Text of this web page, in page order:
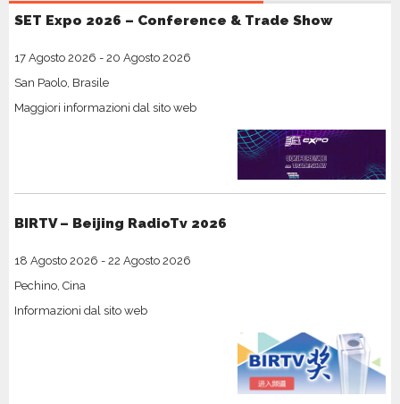
SET Expo 2026 – Conference & Trade Show
17 Agosto 2026 - 20 Agosto 2026
San Paolo, Brasile
Maggiori informazioni dal sito web
BIRTV – Beijing RadioTv 2026
18 Agosto 2026 - 22 Agosto 2026
Pechino, Cina
Informazioni dal sito web